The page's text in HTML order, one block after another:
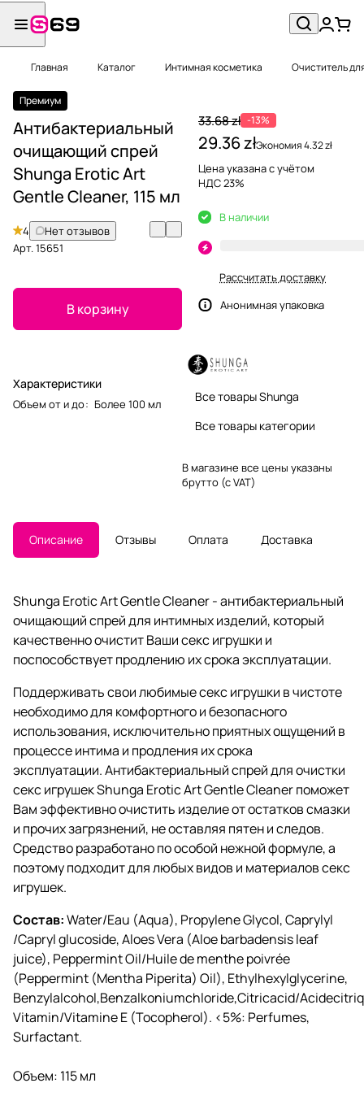
Главная Каталог Интимная косметика Очиститель
Премиум
Антибактериальный
очищающий спрей
Shunga Erotic Art
Gentle Cleaner, 115 мл
4
Нет отзывов
Арт.15651
В корзину
Характеристики
Объем от и до: Более 100 мл
33.68 zł -13%
29.36 złЭкономия 4.32 zł
Цена указана с учётом
НДС 23%
В наличии
Рассчитать доставку
Анонимная упаковка
Все товары Shunga
Все товары категории
В магазине все цены указаны
брутто (с VAT)
Описание Отзывы Оплата Доставка
Shunga Erotic Art Gentle Cleaner - антибактериальный
очищающий спрей для интимных изделий, который
качественно очистит Ваши секс игрушки и
поспособствует продлению их срока эксплуатации.
Поддерживать свои любимые секс игрушки в чистоте
необходимо для комфортного и безопасного
использования, исключительно приятных ощущений в
процессе интима и продления их срока
эксплуатации. Антибактериальный спрей для очистки
секс игрушек Shunga Erotic Art Gentle Cleaner поможет
Вам эффективно очистить изделие от остатков смазки
и прочих загрязнений, не оставляя пятен и следов.
Средство разработано по особой нежной формуле, а
поэтому подходит для любых видов и материалов секс
игрушек.
Состав:Water/Eau (Aqua), Propylene Glycol, Caprylyl
/Capryl glucoside, Aloes Vera (Aloe barbadensis leaf
juice), Peppermint Oil/Huile de menthe poivrée
(Peppermint (Mentha Piperita) Oil), Ethylhexylglycerine,
Benzylalcohol,Benzalkoniumchloride,Citricacid/
Vitamin/Vitamine E (Tocopherol). <5%: Perfumes,
Surfactant.
Объем: 115 мл